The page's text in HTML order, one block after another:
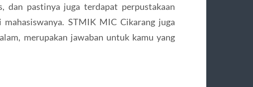
pastinya juga terdapat perpustakaan
STMIK MIC Cikarang juga
merupakan jawaban untuk kamu yang